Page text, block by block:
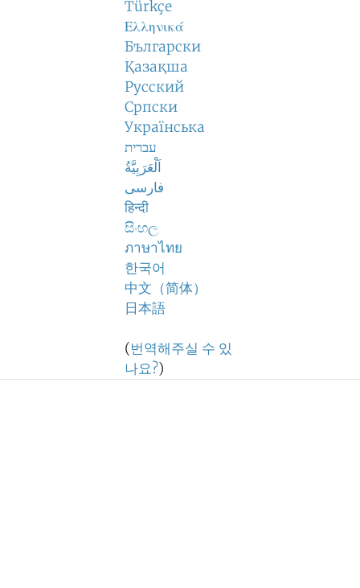
Türkçe
Ελληνικά
Български
Қазақша
Русский
Српски
Українська
עברית
اَلْعَرَبِيَّةُ
فارسی
हिन्दी
සිංහල
ภาษาไทย
한국어
中文（简体）
日本語
(번역해주실 수 있
나요?)